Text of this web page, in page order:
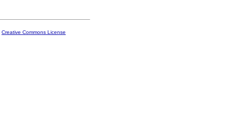
Creative Commons License